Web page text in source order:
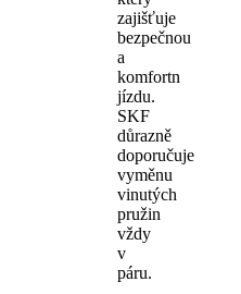
zajišťuje
bezpečnou
a
komfortn
jízdu.
SKF
důrazně
doporučuje
vyměnu
vinutých
pružin
vždy
v
páru.